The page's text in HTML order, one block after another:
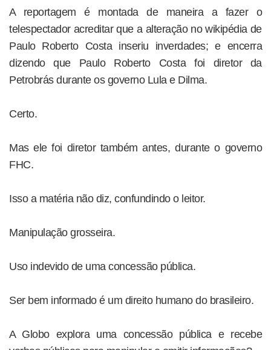
A reportagem é montada de maneira a fazer o
telespectador acreditar que a alteração no wikipédia de
Paulo Roberto Costa inseriu inverdades; e encerra
dizendo que Paulo Roberto Costa foi diretor da
Petrobrás durante os governo Lula e Dilma.
Certo.
Mas ele foi diretor também antes, durante o governo
FHC.
Isso a matéria não diz, confundindo o leitor.
Manipulação grosseira.
Uso indevido de uma concessão pública.
Ser bem informado é um direito humano do brasileiro.
A Globo explora uma concessão pública e recebe